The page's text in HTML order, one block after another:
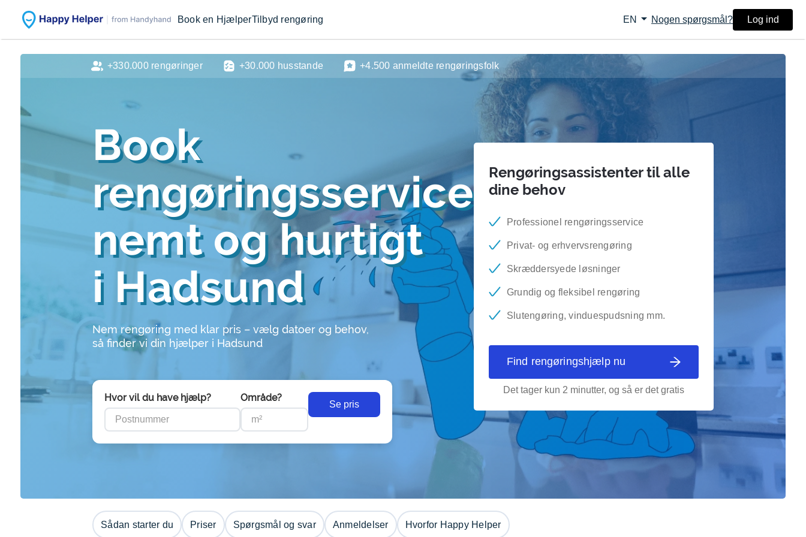
Book en HjælperTilbyd rengøring EN arrow_drop_down Nogen spørgsmål? Log ind
Book
rengøringsservice
nemt og hurtigt
i Hadsund
Nem rengøring med klar pris – vælg datoer og behov,
så finder vi din hjælper i Hadsund
Hvor vil du have hjælp? Område?
Se pris
Rengøringsassistenter til alle
dine behov
Professionel rengøringsservice
Privat- og erhvervsrengøring
Skræddersyede løsninger
Grundig og fleksibel rengøring
Slutengøring, vinduespudsning mm.
Find rengøringshjælp nu
Det tager kun 2 minutter, og så er det gratis
+330.000 rengøringer +30.000 husstande +4.500 anmeldte rengøringsfolk
Sådan starter du Priser Spørgsmål og svar Anmeldelser Hvorfor Happy Helper